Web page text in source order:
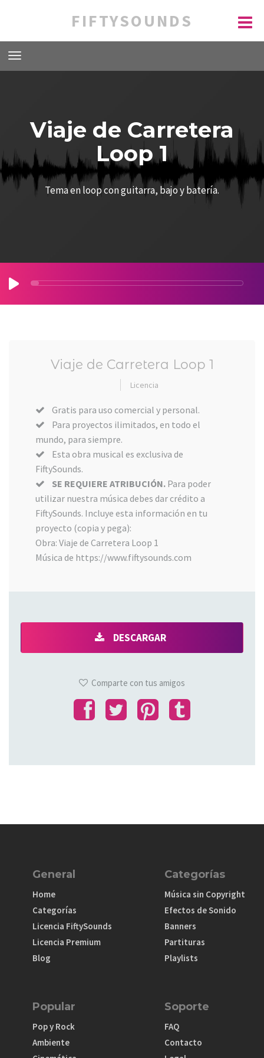
FIFTYSOUNDS
Viaje de Carretera
Loop 1
Tema en loop con guitarra, bajo y batería.
Viaje de Carretera Loop 1
Licencia
Gratis para uso comercial y personal.
Para proyectos ilimitados, en todo el
mundo, para siempre.
Esta obra musical es exclusiva de
FiftySounds.
SE REQUIERE ATRIBUCIÓN. Para poder
utilizar nuestra música debes dar crédito a
FiftySounds. Incluye esta información en tu
proyecto (copia y pega):
Obra: Viaje de Carretera Loop 1
Música de https://www.fiftysounds.com
DESCARGAR
Comparte con tus amigos
General
Home
Categorías
Licencia FiftySounds
Licencia Premium
Blog
Categorías
Música sin Copyright
Efectos de Sonido
Banners
Partituras
Playlists
Popular
Pop y Rock
Ambiente
Soporte
FAQ
Contacto